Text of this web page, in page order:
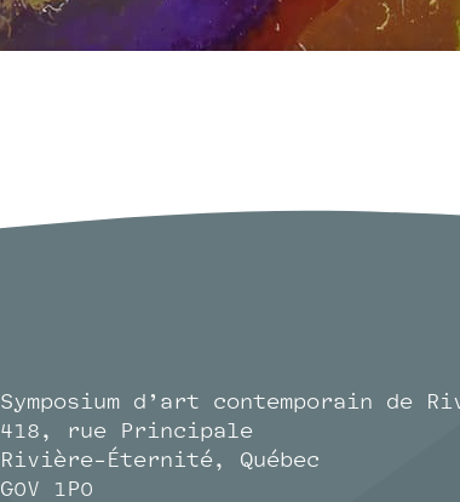
Symposium d’art contemporain de
418, rue Principale
Rivière-Éternité, Québec
G0V 1P0